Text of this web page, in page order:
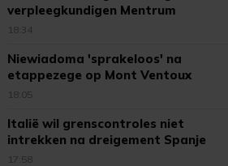
verpleegkundigen Mentrum
18:34
Niewiadoma 'sprakeloos' na
etappezege op Mont Ventoux
18:05
Italië wil grenscontroles niet
intrekken na dreigement Spanje
17:58